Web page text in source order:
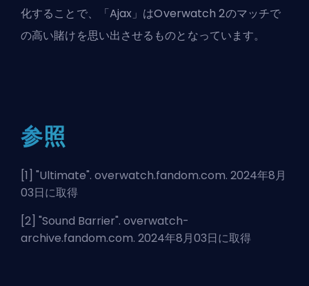
化することで、「Ajax」はOverwatch 2のマッチで
の高い賭けを思い出させるものとなっています。
参照
[1] "Ultimate". overwatch.fandom.com. 2024年8月
03日に取得
[2] "Sound Barrier". overwatch-
archive.fandom.com. 2024年8月03日に取得